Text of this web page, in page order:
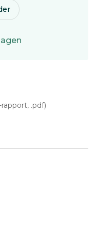
.pdf)